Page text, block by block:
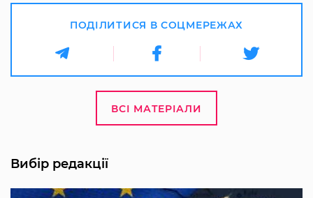
ПОДІЛИТИСЯ В СОЦМЕРЕЖАХ
ВСІ МАТЕРІАЛИ
Вибір редакції